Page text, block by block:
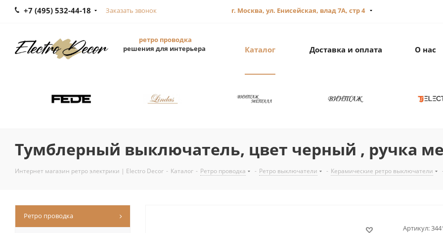
+7 (495) 532-44-18 Заказать звонок г. Москва, ул. Енисейская, влад 7А, стр 4
ретро проводка
решения для интерьера
Каталог Доставка и оплата О нас
Тумблерный выключатель, цвет черный , ручка
Интернет магазин ретро электрики | Electro Decor - Каталог - Ретро проводка - Ретро выключатели - Керамические ретро выключатели -
Артикул:
Ретро проводка